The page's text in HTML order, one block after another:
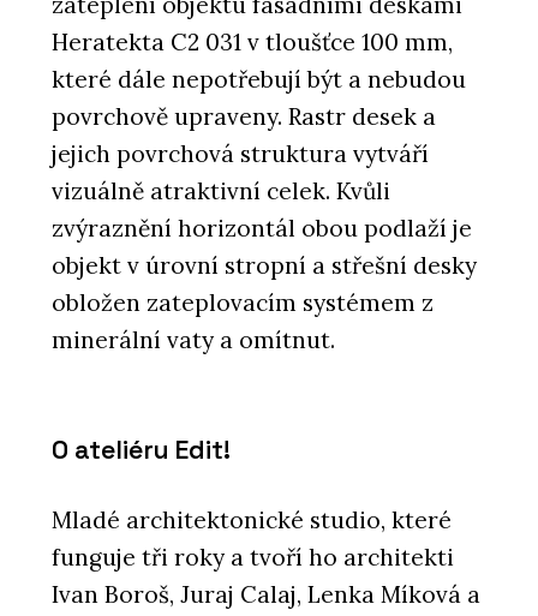
Heratekta C2 031 v tloušťce 100 mm,
které dále nepotřebují být a nebudou
povrchově upraveny. Rastr desek a
jejich povrchová struktura vytváří
vizuálně atraktivní celek. Kvůli
zvýraznění horizontál obou podlaží je
objekt v úrovní stropní a střešní desky
obložen zateplovacím systémem z
minerální vaty a omítnut.
O ateliéru Edit!
Mladé architektonické studio, které
funguje tři roky a tvoří ho architekti
Ivan Boroš, Juraj Calaj, Lenka Míková a